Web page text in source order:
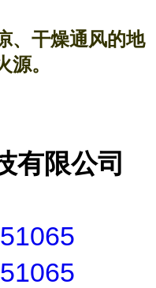
、干燥通风的地
。
有限公司